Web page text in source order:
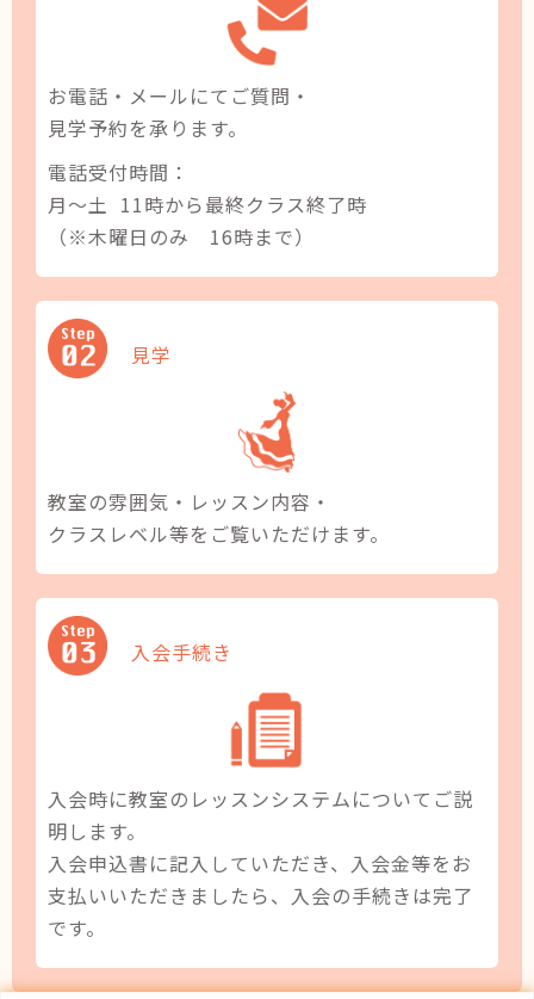
お電話・メールにてご質問・
見学予約を承ります。
電話受付時間：
月～土 11時から最終クラス終了時
（※木曜日のみ 16時まで）
見学
教室の雰囲気・レッスン内容・
クラスレベル等をご覧いただけます。
入会手続き
入会時に教室のレッスンシステムについてご説
明します。
入会申込書に記入していただき、入会金等をお
支払いいただきましたら、入会の手続きは完了
です。